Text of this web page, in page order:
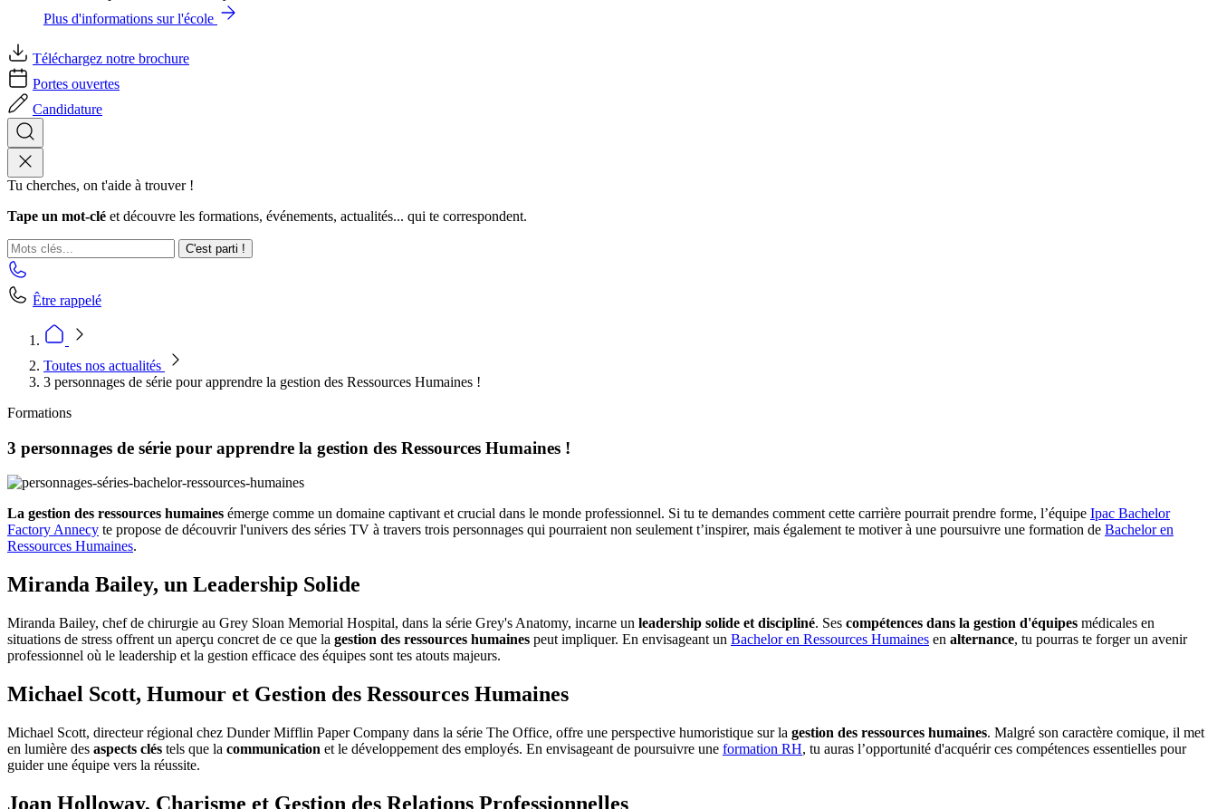
Plus d'informations sur l'école
Téléchargez notre brochure
Portes ouvertes
Candidature
Tu cherches, on t'aide à trouver !
Tape un mot-clé et découvre les formations, événements, actualités... qui te correspondent.
C'est parti !
Être rappelé
Toutes nos actualités
3 personnages de série pour apprendre la gestion des Ressources Humaines !
Formations
3 personnages de série pour apprendre la gestion des Ressources Humaines !
La gestion des ressources humaines émerge comme un domaine captivant et crucial dans le monde professionnel. Si tu te demandes comment cette carrière pourrait prendre forme, l’équipe Ipac Bachelor
Factory Annecy te propose de découvrir l'univers des séries TV à travers trois personnages qui pourraient non seulement t’inspirer, mais également te motiver à une poursuivre une formation de Bachelor en
Ressources Humaines.
Miranda Bailey, un Leadership Solide
Miranda Bailey, chef de chirurgie au Grey Sloan Memorial Hospital, dans la série Grey's Anatomy, incarne un leadership solide et discipliné. Ses compétences dans la gestion d'équipes médicales en
situations de stress offrent un aperçu concret de ce que la gestion des ressources humaines peut impliquer. En envisageant un Bachelor en Ressources Humaines en alternance, tu pourras te forger un avenir
professionnel où le leadership et la gestion efficace des équipes sont tes atouts majeurs.
Michael Scott, Humour et Gestion des Ressources Humaines
Michael Scott, directeur régional chez Dunder Mifflin Paper Company dans la série The Office, offre une perspective humoristique sur la gestion des ressources humaines. Malgré son caractère comique, il met
en lumière des aspects clés tels que la communication et le développement des employés. En envisageant de poursuivre une formation RH, tu auras l’opportunité d'acquérir ces compétences essentielles pour
guider une équipe vers la réussite.
Joan Holloway, Charisme et Gestion des Relations Professionnelles